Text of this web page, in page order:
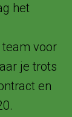
het
voor
je trots
en